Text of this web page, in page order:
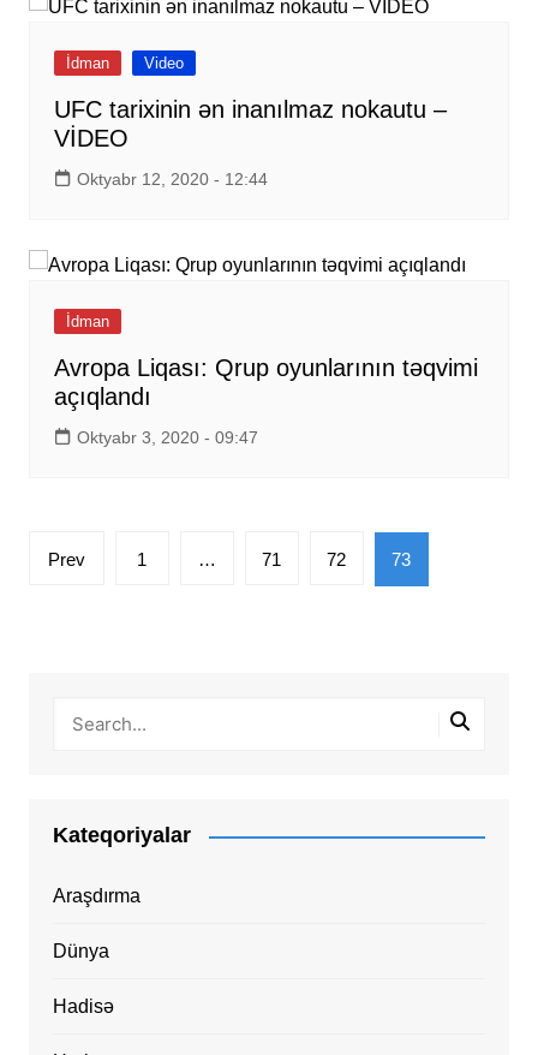
İdman Video
UFC tarixinin ən inanılmaz nokautu –
VİDEO
Oktyabr 12, 2020 - 12:44
İdman
Avropa Liqası: Qrup oyunlarının təqvimi
açıqlandı
Oktyabr 3, 2020 - 09:47
Posts
Prev 1 … 71 72 73
Kateqoriyalar
Araşdırma
Dünya
Hadisə